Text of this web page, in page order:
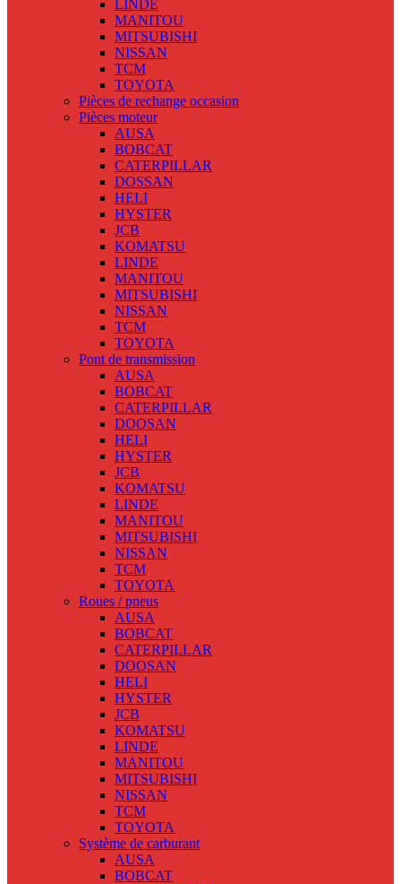
LINDE
MANITOU
MITSUBISHI
NISSAN
TCM
TOYOTA
Pièces de rechange occasion
Pièces moteur
AUSA
BOBCAT
CATERPILLAR
DOSSAN
HELI
HYSTER
JCB
KOMATSU
LINDE
MANITOU
MITSUBISHI
NISSAN
TCM
TOYOTA
Pont de transmission
AUSA
BOBCAT
CATERPILLAR
DOOSAN
HELI
HYSTER
JCB
KOMATSU
LINDE
MANITOU
MITSUBISHI
NISSAN
TCM
TOYOTA
Roues / pneus
AUSA
BOBCAT
CATERPILLAR
DOOSAN
HELI
HYSTER
JCB
KOMATSU
LINDE
MANITOU
MITSUBISHI
NISSAN
TCM
TOYOTA
Système de carburant
AUSA
BOBCAT